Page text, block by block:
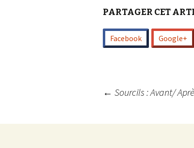
PARTAGER CET
Facebook Google+
Navigation
des
← Sourcils : Avant/